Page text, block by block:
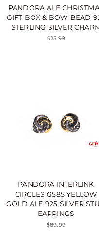
PANDORA ALE
GIFT BOX & BOW BEAD
STERLING SILVER
$25.99
PANDORA INTERLINK
CIRCLES G585 YELLOW
GOLD ALE 925 SILVER
EARRINGS
$89.99